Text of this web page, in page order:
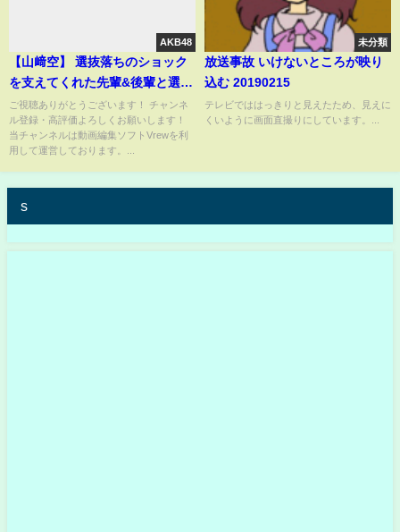
AKB48
【山﨑空】 選抜落ちのショック
を支えてくれた先輩&後輩と選抜
復帰への意気込み 【AKB48】
ご視聴ありがとうございます！ チャンネ
ル登録・高評価よろしくお願いします！
当チャンネルは動画編集ソフトVrewを利
用して運営しております。...
未分類
放送事故 いけないところが映り
込む 20190215
テレビでははっきりと見えたため、見えに
くいように画面直撮りにしています。...
s